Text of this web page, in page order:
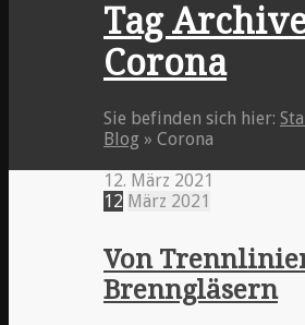
Tag
Corona
Sie befinden sich hier:
Blog » Corona
12. März 2021
12 März 2021
Von
Brenngläsern